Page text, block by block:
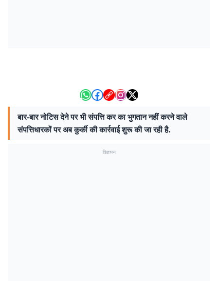
बार-बार नोटिस देने पर भी संपत्ति कर का भुगतान नहीं करने वाले
संपत्तिधारकों पर अब कुर्की की कार्रवाई शुरू की जा रही है.
विज्ञापन